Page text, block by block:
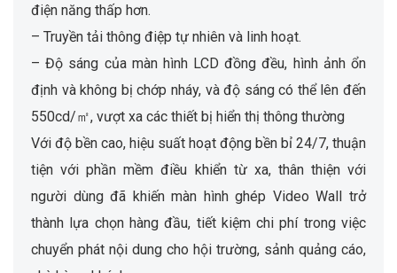
điện năng thấp hơn.
– Truyền tải thông điệp tự nhiên và linh hoạt.
– Độ sáng của màn hình LCD đồng đều, hình ảnh ổn
định và không bị chớp nháy, và độ sáng có thể lên đến
550cd/㎡, vượt xa các thiết bị hiển thị thông thường
Với độ bền cao, hiệu suất hoạt động bền bỉ 24/7, thuận
tiện với phần mềm điều khiển từ xa, thân thiện với
người dùng đã khiến màn hình ghép Video Wall trở
thành lựa chọn hàng đầu, tiết kiệm chi phí trong việc
chuyển phát nội dung cho hội trường, sảnh quảng cáo,